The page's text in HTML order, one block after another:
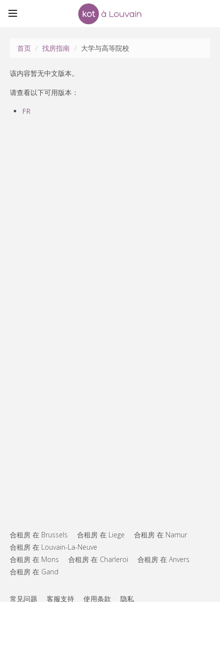
首页 / 找房指南 / 大学与高等院校
该内容暂无中文版本。
请查看以下可用版本：
FR
合租房 在 Brussels 合租房 在 Liege
合租房 在 Namur
合租房 在 Louvain-La-Neuve
合租房 在 Mons
合租房 在 Charleroi
合租房 在 Anvers
合租房 在 Gand
常见问题 客服支持 使用条款 隐私